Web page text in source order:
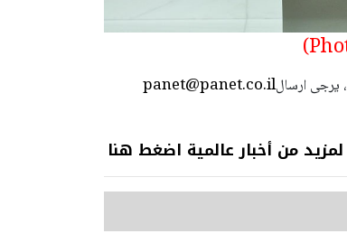
panet@panet.co.ilاستعمال المضامين بموجب بند 27 أ لقانون الحقوق الأدبية لسنة 2007، يرجى ارسال
لمزيد من أخبار عالمية اضغط هنا